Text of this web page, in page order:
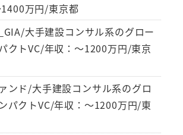
万円/東京都
大手建設コンサル系のグロー
クトVC/年収：～1200万円/東京
ンド/大手建設コンサル系のグロ
パクトVC/年収：～1200万円/東